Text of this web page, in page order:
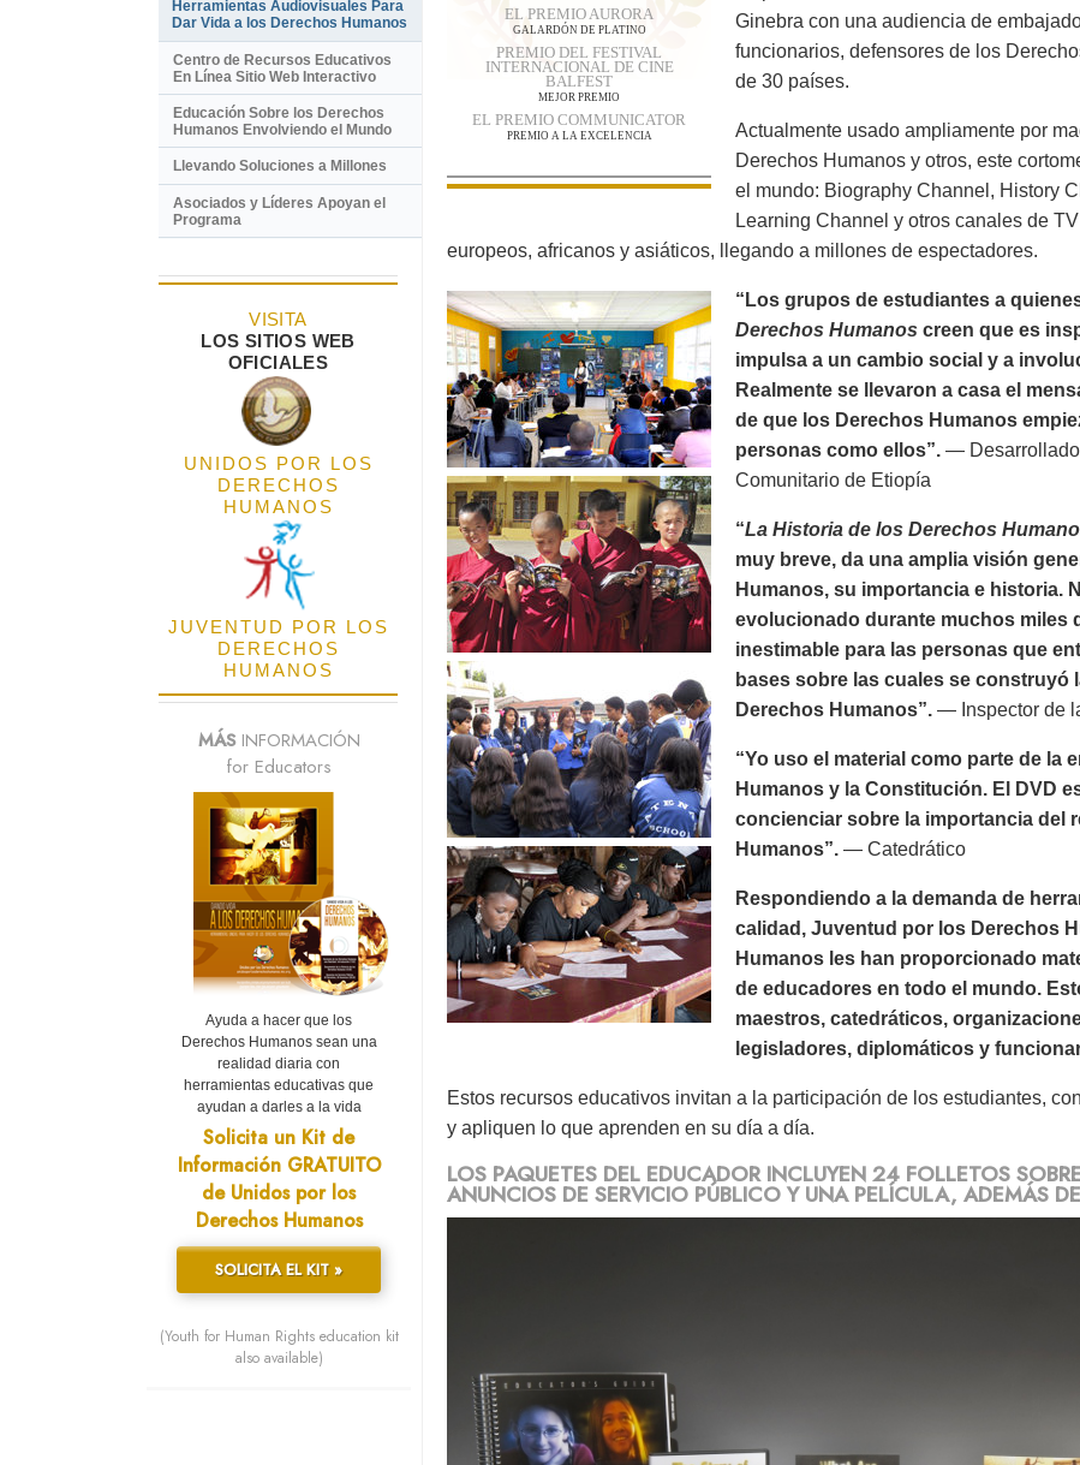
EL PREMIO AURORA
GALARDÓN DE PLATINO
PREMIO DEL FESTIVAL
INTERNACIONAL DE CINE
BALFEST
MEJOR PREMIO
EL PREMIO COMMUNICATOR
PREMIO A LA EXCELENCIA
Ginebra con una audiencia de
funcionarios, defensores de los
de 30 países.
Actualmente usado ampliamente por
Derechos Humanos y otros, este
el mundo: Biography Channel, History
Learning Channel y otros canales de
europeos, africanos y asiáticos, llegando a millones de espectadores.
“Los grupos de estudiantes a
Derechos Humanos creen que es
impulsa a un cambio social y a
Realmente se llevaron a casa el
de que los Derechos Humanos
personas como ellos”. —
Comunitario de Etiopía
“La Historia de los Derechos
muy breve, da una amplia visión
Humanos, su importancia e historia.
evolucionado durante muchos miles
inestimable para las personas que
bases sobre las cuales se construyó
Derechos Humanos”. — Inspector de
“Yo uso el material como parte de la
Humanos y la Constitución. El DVD
concienciar sobre la importancia del
Humanos”. — Catedrático
Respondiendo a la demanda de
calidad, Juventud por los Derechos
Humanos les han proporcionado
de educadores en todo el mundo.
maestros, catedráticos,
legisladores, diplomáticos y
Estos recursos educativos invitan a la participación de los estudiantes,
y apliquen lo que aprenden en su día a día.
LOS PAQUETES DEL EDUCADOR INCLUYEN 24 FOLLETOS
ANUNCIOS DE SERVICIO PÚBLICO Y UNA PELÍCULA, ADEMÁS
Herramientas Audiovisuales Para
Dar Vida a los Derechos Humanos
Centro de Recursos Educativos
En Línea Sitio Web Interactivo
Educación Sobre los Derechos
Humanos Envolviendo el Mundo
Llevando Soluciones a Millones
Asociados y Líderes Apoyan el
Programa
VISITA
LOS SITIOS WEB
OFICIALES
UNIDOS POR LOS
DERECHOS
HUMANOS
JUVENTUD POR LOS
DERECHOS
HUMANOS
MÁSINFORMACIÓN
for Educators
Ayuda a hacer que los
Derechos Humanos sean una
realidad diaria con
herramientas educativas que
ayudan a darles a la vida
Solicita un Kit de
Información GRATUITO
de Unidos por los
Derechos Humanos
SOLICITA EL KIT »
(Youth for Human Rights education kit
also available)